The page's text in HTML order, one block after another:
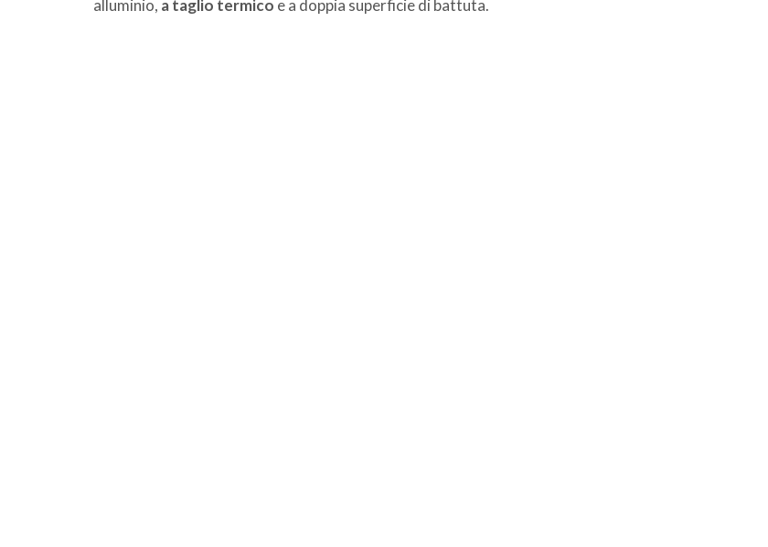
alluminio, a taglio termico e a doppia superficie di battuta.